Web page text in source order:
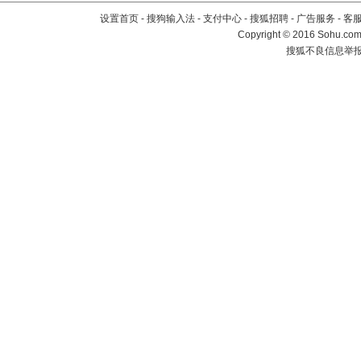
设置首页 - 搜狗输入法 - 支付中心 - 搜狐招聘 - 广告服务 - 客
Copyright©2016
搜狐不良信息举